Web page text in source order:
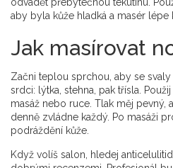
aby byla kůže hladká a masér lépe
Jak masírovat
Začni teplou sprchou, aby se
srdci: lýtka, stehna, pak třísla.
masáž nebo ruce. Tlak měj pevný,
denně zvládne každý. Po masáži
podráždění kůže.
Když volíš salon, hledej